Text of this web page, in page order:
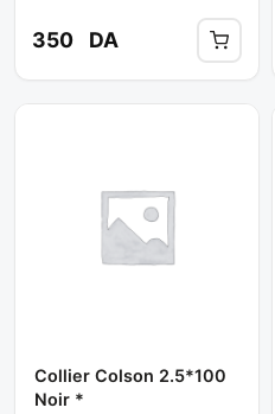
350 DA
Collier Colson 2.5*100
Noir *